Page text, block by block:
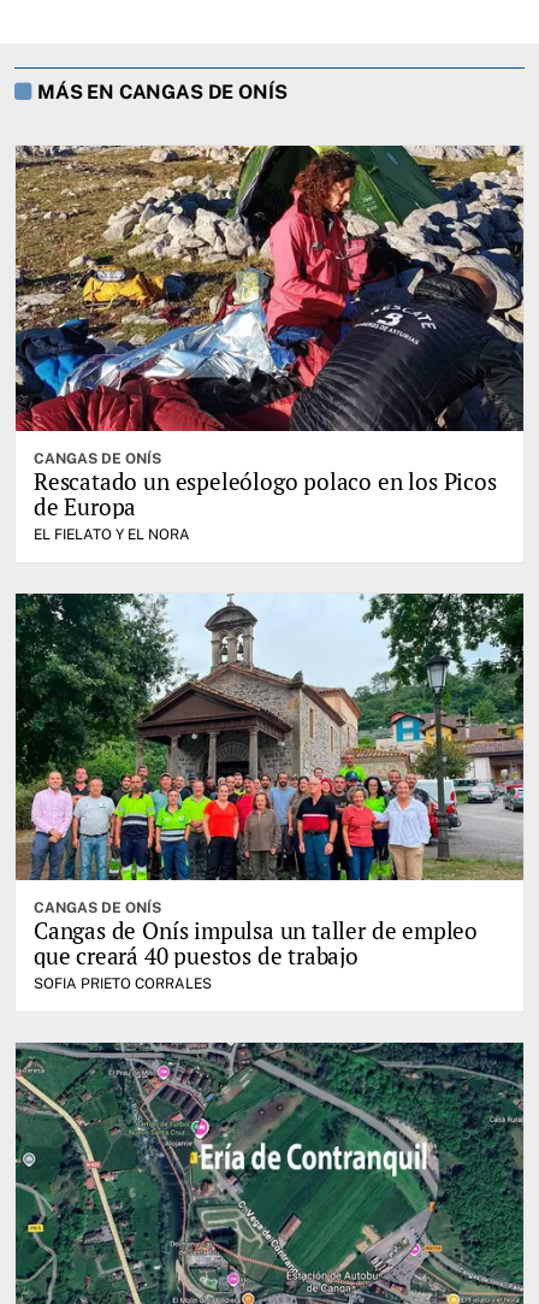
MÁS EN CANGAS DE ONÍS
CANGAS DE ONÍS
Rescatado un espeleólogo polaco en los Picos
de Europa
EL FIELATO Y EL NORA
CANGAS DE ONÍS
Cangas de Onís impulsa un taller de empleo
que creará 40 puestos de trabajo
SOFIA PRIETO CORRALES